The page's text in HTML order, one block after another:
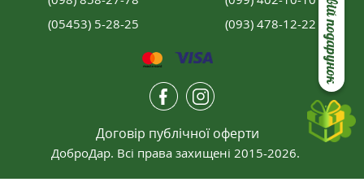
(05453) 5-28-25
(093) 478-12-22
Договір публічної оферти
ДоброДар. Всі права захищені 2015-2026.